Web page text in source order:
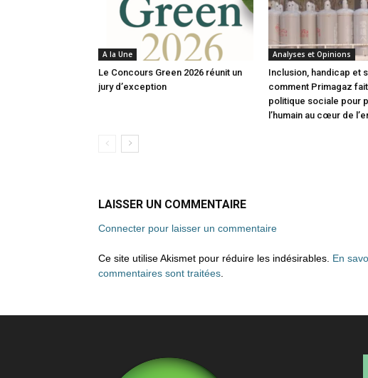
A la Une
Le Concours Green 2026 réunit un
jury d’exception
Analyses et Opinions
Inclusion, handicap et
comment Primagaz
politique sociale pour
l’humain au cœur de
LAISSER UN COMMENTAIRE
Connecter pour laisser un commentaire
Ce site utilise Akismet pour réduire les indésirables. En
commentaires sont traitées